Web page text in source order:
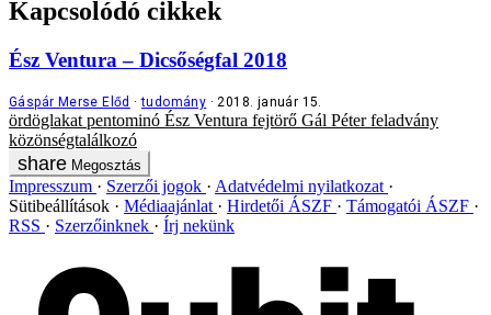
Kapcsolódó cikkek
Ész Ventura – Dicsőségfal 2018
Gáspár Merse Előd tudomány 2018. január 15.
ördöglakat pentominó Ész Ventura fejtörő Gál Péter feladvány
közönségtalálkozó
Megosztás
Impresszum Szerzői jogok
Adatvédelmi nyilatkozat
Sütibeállítások
Médiaajánlat Hirdetői ÁSZF
Támogatói ÁSZF
RSS
Szerzőinknek Írj nekünk